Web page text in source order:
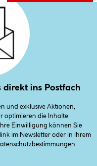
direkt ins Postfach
und exklusive Aktionen,
optimieren die Inhalte
Einwilligung können Sie
im Newsletter oder in Ihrem